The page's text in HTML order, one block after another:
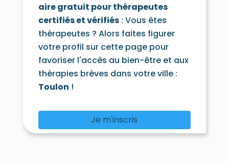
aire gratuit pour thérapeutes
certifiés et vérifiés: Vous êtes
thérapeutes ? Alors faites figurer
votre profil sur cette page pour
favoriser l'accès au bien-être et aux
thérapies brèves dans votre ville :
Toulon !
Je m'inscris